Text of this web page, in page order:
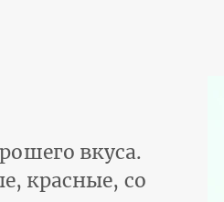
вкуса.
красные, со